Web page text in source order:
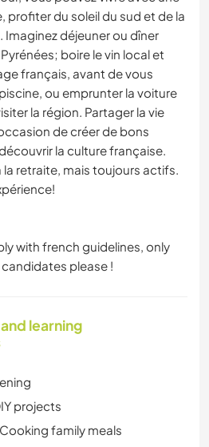
profiter du soleil du sud et de la
déjeuner ou dîner
boire le vin local et
français, avant de vous
ou emprunter la voiture
la région. Partager la vie
de créer de bons
la culture française.
la retraite, mais toujours actifs.
with french guidelines, only
please !
learning
projects
family meals